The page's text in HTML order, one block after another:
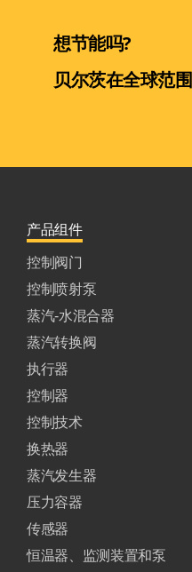
想节能吗?
贝尔茨在全球范
产品组件
控制阀门
控制喷射泵
蒸汽-水混合器
蒸汽转换阀
执行器
控制器
控制技术
换热器
蒸汽发生器
压力容器
传感器
恒温器、监测装置和泵